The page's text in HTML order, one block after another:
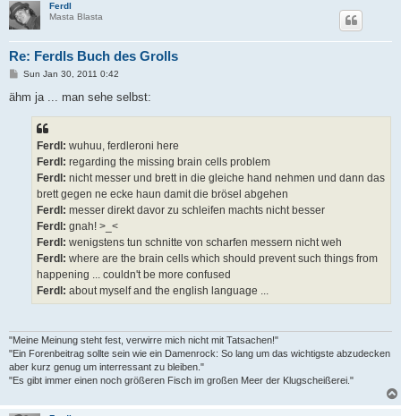
Ferdl
Masta Blasta
Re: Ferdls Buch des Grolls
P
s
Sun Jan 30, 2011 0:42
ähm ja ... man sehe selbst:
Ferdl: wuhuu, ferdleroni here
Ferdl: regarding the missing brain cells problem
Ferdl: nicht messer und brett in die gleiche hand nehmen und dann das
brett gegen ne ecke haun damit die brösel abgehen
Ferdl: messer direkt davor zu schleifen machts nicht besser
Ferdl: gnah! >_<
Ferdl: wenigstens tun schnitte von scharfen messern nicht weh
Ferdl: where are the brain cells which should prevent such things from
happening ... couldn't be more confused
Ferdl: about myself and the english language ...
"Meine Meinung steht fest, verwirre mich nicht mit Tatsachen!"
"Ein Forenbeitrag sollte sein wie ein Damenrock: So lang um das wichtigste abzudecken
aber kurz genug um interressant zu bleiben."
"Es gibt immer einen noch größeren Fisch im großen Meer der Klugscheißerei."